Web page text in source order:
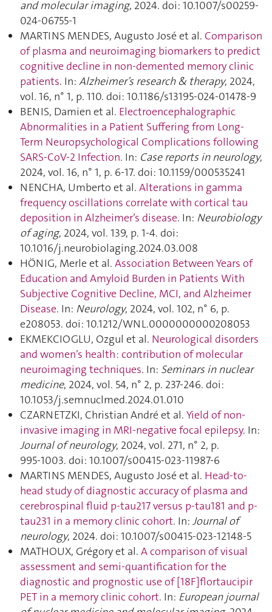
and molecular imaging, 2024. doi: 10.1007/s00259-
024-06755-1
MARTINS MENDES, Augusto José et al. Comparison
of plasma and neuroimaging biomarkers to predict
cognitive decline in non-demented memory clinic
patients. In: Alzheimer’s research & therapy, 2024,
vol. 16, n° 1, p. 110. doi: 10.1186/s13195-024-01478-9
BENIS, Damien et al. Electroencephalographic
Abnormalities in a Patient Suffering from Long-
Term Neuropsychological Complications following
SARS-CoV-2 Infection. In: Case reports in neurology,
2024, vol. 16, n° 1, p. 6‑17. doi: 10.1159/000535241
NENCHA, Umberto et al. Alterations in gamma
frequency oscillations correlate with cortical tau
deposition in Alzheimer’s disease. In: Neurobiology
of aging, 2024, vol. 139, p. 1‑4. doi:
10.1016/j.neurobiolaging.2024.03.008
HÖNIG, Merle et al. Association Between Years of
Education and Amyloid Burden in Patients With
Subjective Cognitive Decline, MCI, and Alzheimer
Disease. In: Neurology, 2024, vol. 102, n° 6, p.
e208053. doi: 10.1212/WNL.0000000000208053
EKMEKCIOGLU, Ozgul et al. Neurological disorders
and women’s health : contribution of molecular
neuroimaging techniques. In: Seminars in nuclear
medicine, 2024, vol. 54, n° 2, p. 237‑246. doi:
10.1053/j.semnuclmed.2024.01.010
CZARNETZKI, Christian André et al. Yield of non-
invasive imaging in MRI-negative focal epilepsy. In:
Journal of neurology, 2024, vol. 271, n° 2, p.
995‑1003. doi: 10.1007/s00415-023-11987-6
MARTINS MENDES, Augusto José et al. Head-to-
head study of diagnostic accuracy of plasma and
cerebrospinal fluid p-tau217 versus p-tau181 and p-
tau231 in a memory clinic cohort. In: Journal of
neurology, 2024. doi: 10.1007/s00415-023-12148-5
MATHOUX, Grégory et al. A comparison of visual
assessment and semi-quantification for the
diagnostic and prognostic use of [18F]flortaucipir
PET in a memory clinic cohort. In: European journal